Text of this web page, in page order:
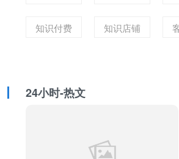
知识付费 知识店铺
24小时-热文